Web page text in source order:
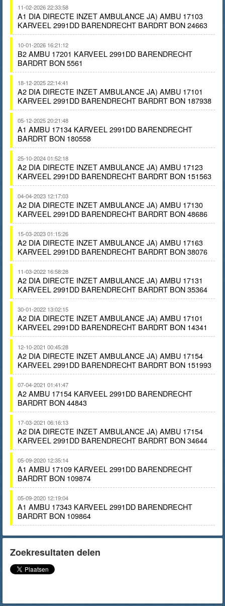
11-02-2026 22:33:58
A1 DIA DIRECTE INZET AMBULANCE JA) AMBU 17103
KARVEEL 2991DD BARENDRECHT BARDRT BON 24663
10-01-2026 16:21:12
B2 AMBU 17201 KARVEEL 2991DD BARENDRECHT
BARDRT BON 5561
18-12-2025 22:14:41
A2 DIA DIRECTE INZET AMBULANCE JA) AMBU 17101
KARVEEL 2991DD BARENDRECHT BARDRT BON 187938
05-12-2025 20:21:48
A1 AMBU 17134 KARVEEL 2991DD BARENDRECHT
BARDRT BON 180558
25-10-2024 01:52:18
A2 DIA DIRECTE INZET AMBULANCE JA) AMBU 17123
KARVEEL 2991DD BARENDRECHT BARDRT BON 151563
04-04-2023 12:17:03
A2 DIA DIRECTE INZET AMBULANCE JA) AMBU 17130
KARVEEL 2991DD BARENDRECHT BARDRT BON 48686
15-03-2023 01:15:26
A2 DIA DIRECTE INZET AMBULANCE JA) AMBU 17163
KARVEEL 2991DD BARENDRECHT BARDRT BON 38076
11-03-2022 16:58:28
A2 DIA DIRECTE INZET AMBULANCE JA) AMBU 17131
KARVEEL 2991DD BARENDRECHT BARDRT BON 35364
30-01-2022 13:02:15
A2 DIA DIRECTE INZET AMBULANCE JA) AMBU 17101
KARVEEL 2991DD BARENDRECHT BARDRT BON 14341
12-10-2021 00:45:28
A2 DIA DIRECTE INZET AMBULANCE JA) AMBU 17154
KARVEEL 2991DD BARENDRECHT BARDRT BON 151993
07-04-2021 01:41:47
A2 AMBU 17154 KARVEEL 2991DD BARENDRECHT
BARDRT BON 44843
17-03-2021 06:16:13
A2 DIA DIRECTE INZET AMBULANCE JA) AMBU 17154
KARVEEL 2991DD BARENDRECHT BARDRT BON 34644
05-09-2020 12:35:14
A1 AMBU 17109 KARVEEL 2991DD BARENDRECHT
BARDRT BON 109874
05-09-2020 12:19:04
A1 AMBU 17343 KARVEEL 2991DD BARENDRECHT
BARDRT BON 109864
Zoekresultaten delen